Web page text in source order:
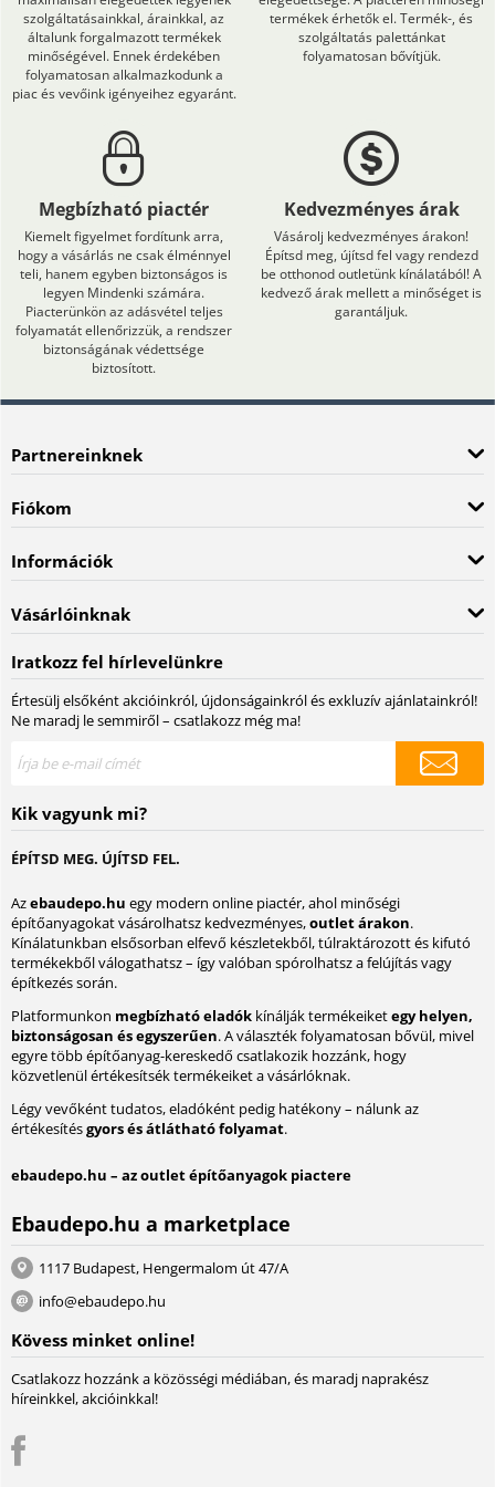
szolgáltatásainkkal, árainkkal, az
általunk forgalmazott termékek
minőségével. Ennek érdekében
folyamatosan alkalmazkodunk a
piac és vevőink igényeihez egyaránt.
termékek érhetők el. Termék-, és
szolgáltatás palettánkat
folyamatosan bővítjük.
Megbízható piactér
Kiemelt figyelmet fordítunk arra,
hogy a vásárlás ne csak élménnyel
teli, hanem egyben biztonságos is
legyen Mindenki számára.
Piacterünkön az adásvétel teljes
folyamatát ellenőrizzük, a rendszer
biztonságának védettsége
biztosított.
Kedvezményes árak
Vásárolj kedvezményes árakon!
Építsd meg, újítsd fel vagy rendezd
be otthonod outletünk kínálatából! A
kedvező árak mellett a minőséget is
garantáljuk.
Partnereinknek
Fiókom
Információk
Vásárlóinknak
Iratkozz fel hírlevelünkre
Értesülj elsőként akcióinkról, újdonságainkról és exkluzív ajánlatainkról!
Ne maradj le semmiről – csatlakozz még ma!
Kik vagyunk mi?
ÉPÍTSD MEG. ÚJÍTSD FEL.
Azebaudepo.hu egy modern online piactér, ahol minőségi
építőanyagokat vásárolhatsz kedvezményes,outlet árakon.
Kínálatunkban elsősorban elfevő készletekből, túlraktározott és kifutó
termékekből válogathatsz – így valóban spórolhatsz a felújítás vagy
építkezés során.
Platformunkon megbízható eladók kínálják termékeiketegy helyen,
biztonságosan és egyszerűen. A választék folyamatosan bővül, mivel
egyre több építőanyag-kereskedő csatlakozik hozzánk, hogy
közvetlenül értékesítsék termékeiket a vásárlóknak.
Légy vevőként tudatos, eladóként pedig hatékony – nálunk az
értékesítésgyors és átlátható folyamat.
ebaudepo.hu – az outlet építőanyagok piactere
Ebaudepo.hu a marketplace
1117 Budapest, Hengermalom út 47/A
info@ebaudepo.hu
Kövess minket online!
Csatlakozz hozzánk a közösségi médiában, és maradj naprakész
híreinkkel, akcióinkkal!